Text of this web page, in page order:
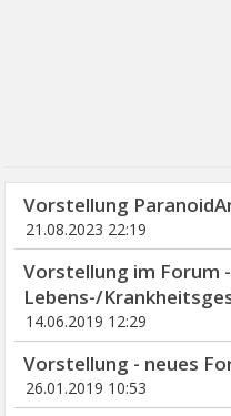
Vorstellung
21.08.2023 22:19
Vorstellung im Forum -
Lebens-/
14.06.2019 12:29
Vorstellung - neues
26.01.2019 10:53